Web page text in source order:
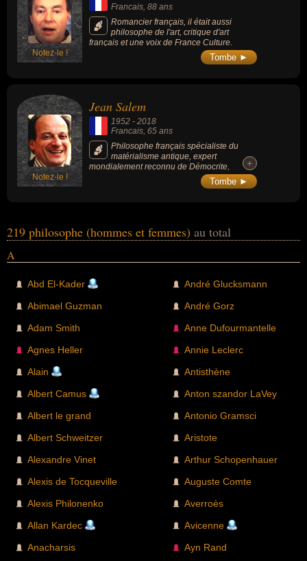
Notez-le !
Francais, 88 ans
Romancier français, il était aussi
philosophe de l'art, critique d'art
français et une voix de France Culture.
Tombe ►
Notez-le !
Jean Salem
1952 - 2018
Francais , 65 ans
Philosophe français spécialiste du
matérialisme antique, expert
mondialement reconnu de Démocrite,
Epicure ou Lucrèce. Fidèle aux idéaux de
Marx, il dénonçait la perte de repères d'une
+
+
Tombe ►
219 philosophe (hommes et femmes) au total
A
Abd El-Kader
Abimael Guzman
Adam Smith
Agnes Heller
Alain
Albert Camus
Albert le grand
Albert Schweitzer
Alexandre Vinet
Alexis de Tocqueville
Alexis Philonenko
Allan Kardec
Anacharsis
André Glucksmann
André Gorz
Anne Dufourmantelle
Annie Leclerc
Antisthène
Anton szandor LaVey
Antonio Gramsci
Aristote
Arthur Schopenhauer
Auguste Comte
Averroès
Avicenne
Ayn Rand